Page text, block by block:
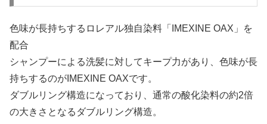
色味が長持ちするロレアル独自染料「IMEXINE OAX」を
配合
シャンプーによる洗髪に対してキープ力があり、色味が長
持ちするのがIMEXINE OAXです。
ダブルリング構造になっており、通常の酸化染料の約2倍
の大きさとなるダブルリング構造。